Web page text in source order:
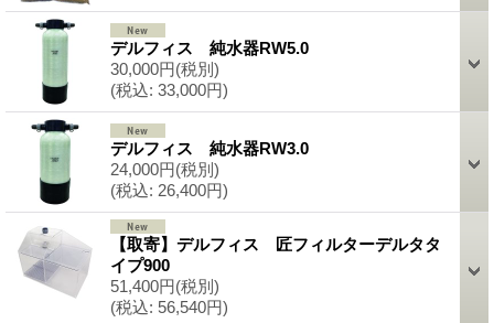
デルフィス 純水器RW5.0
30,000円(税別)
(税込: 33,000円)
デルフィス 純水器RW3.0
24,000円(税別)
(税込: 26,400円)
【取寄】デルフィス 匠フィルターデルタタ
イプ900
51,400円(税別)
(税込: 56,540円)